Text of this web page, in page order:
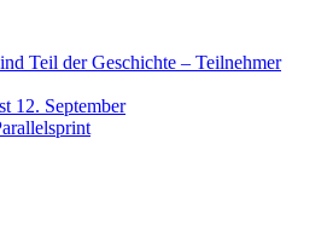
Teil der Geschichte – Teilnehmer
12. September